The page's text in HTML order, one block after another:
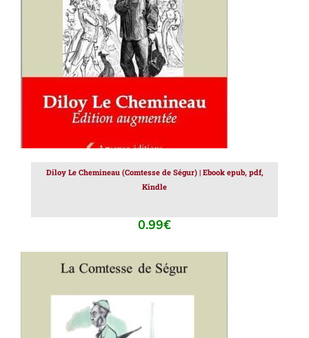
AJOUTER AU PANIER / DÉTAILS
Diloy Le Chemineau (Comtesse de Ségur) | Ebook epub, pdf,
Kindle
0.99€